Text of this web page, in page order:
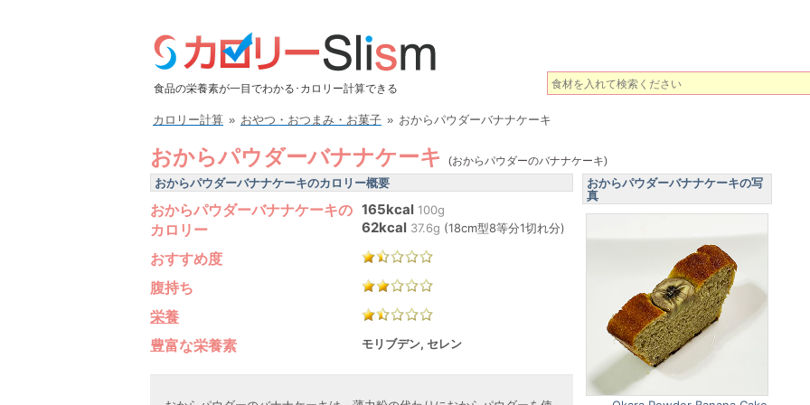
食品の栄養素が一目でわかる･カロリー計算できる
カロリー計算 » おやつ・おつまみ・お菓子 » おからパウダーバナナケーキ
おからパウダーバナナケーキ (おからパウダーのバナナケーキ)
おからパウダーバナナケーキのカロリー概要
おからパウダーバナナケーキの
カロリー
165kcal 100g
62kcal 37.6g (18cm型8等分1切れ分)
おすすめ度
腹持ち
栄養
豊富な栄養素
モリブデン, セレン
おからパウダーバナナケーキの写
真